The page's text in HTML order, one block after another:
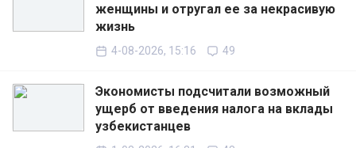
женщины и отругал ее за некрасивую
жизнь
4-08-2026, 15:16 49
Экономисты подсчитали возможный
ущерб от введения налога на вклады
узбекистанцев